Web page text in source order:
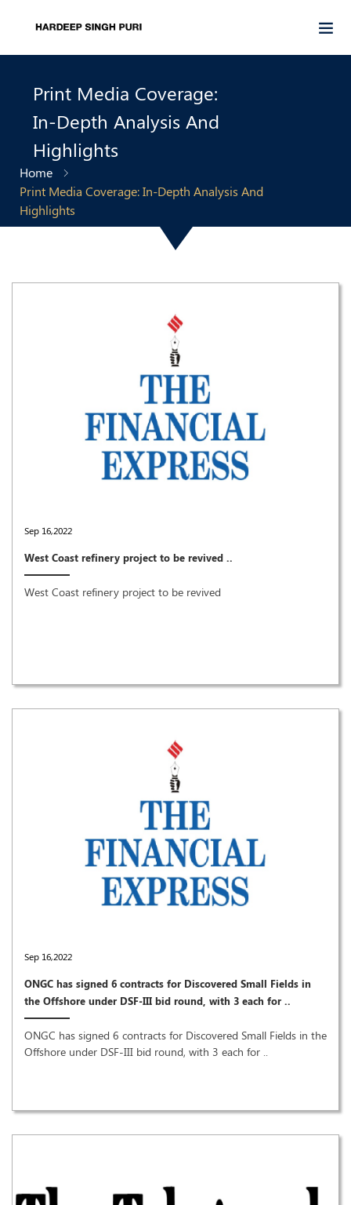
Print Media Coverage:
In-Depth Analysis And
Highlights
Home
Print Media Coverage: In-Depth Analysis And
Highlights
Sep 16,2022
West Coast refinery project to be revived ..
West Coast refinery project to be revived
Sep 16,2022
ONGC has signed 6 contracts for Discovered Small Fields in
the Offshore under DSF-III bid round, with 3 each for ..
ONGC has signed 6 contracts for Discovered Small Fields in the
Offshore under DSF-III bid round, with 3 each for ..